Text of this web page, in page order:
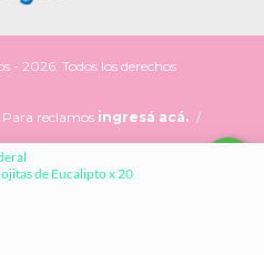
- 2026. Todos los derechos
Para reclamos ingresá acá. /